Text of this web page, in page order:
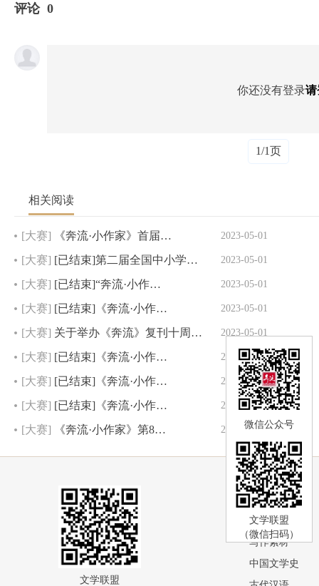
评论 0
你还没有登录请
1/1页
相关阅读
[大赛] 《奔流·小作家》首届… 2023-05-01
[大赛] [已结束]第二届全国中小学… 2023-05-01
[大赛] [已结束]“奔流·小作… 2023-05-01
[大赛] [已结束]《奔流·小作… 2023-05-01
[大赛] 关于举办《奔流》复刊十周… 2023-05-01
[大赛] [已结束]《奔流·小作… 2023-05-01
[大赛] [已结束]《奔流·小作… 2023-05-01
[大赛] [已结束]《奔流·小作… 2023-05-01
[大赛] 《奔流·小作家》第8… 2023-05-01
文学联盟
文库
文学史
写作素材
中国文学史
微信公众号
文学联盟
（微信扫码）